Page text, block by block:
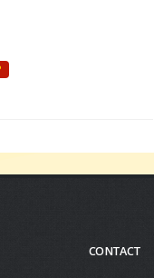
CONTACT